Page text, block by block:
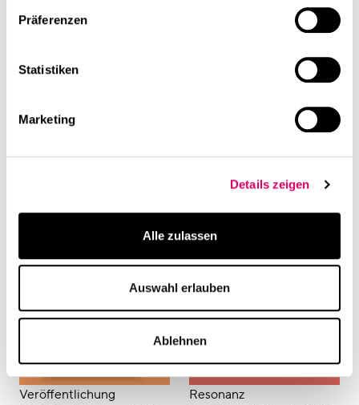
Präferenzen
Statistiken
Marketing
Details zeigen
Alle zulassen
Auswahl erlauben
Ablehnen
Office Düsseldorf
Veröffentlichung
Resonanz